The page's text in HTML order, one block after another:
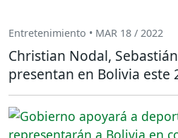
Entretenimiento • MAR 18 / 2022
Christian Nodal,
presentan en Bolivia este